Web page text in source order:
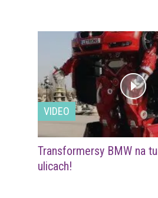
VIDEO
Transformersy BMW na
ulicach!